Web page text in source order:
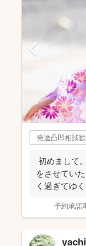
発達凸凹相談
初めまして
をさせてい
く過ぎてゆ
予約承諾